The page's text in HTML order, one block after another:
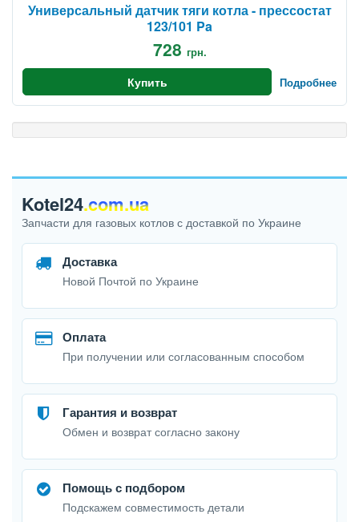
Универсальный датчик тяги котла - прессостат
123/101 Pa
728 грн.
Купить Подробнее
Kotel24.com.ua
Запчасти для газовых котлов с доставкой по Украине
Доставка
Новой Почтой по Украине
Оплата
При получении или согласованным способом
Гарантия и возврат
Обмен и возврат согласно закону
Помощь с подбором
Подскажем совместимость детали